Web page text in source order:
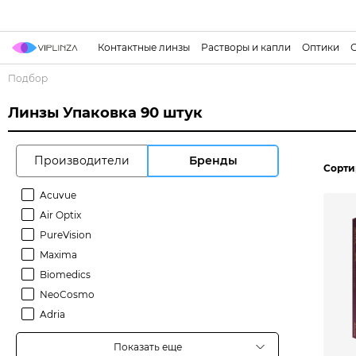
Контактные линзы Растворы и капли Оптики
Подбор
Линзы Упаковка 90 штук
Производители Бренды
Acuvue
Air Optix
PureVision
Maxima
Biomedics
NeoCosmo
Adria
Показать еще